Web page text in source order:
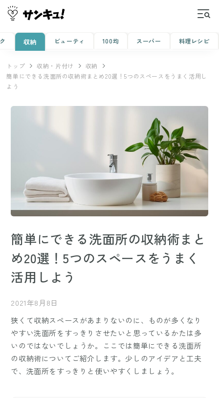
収納 ビューティ 100均 スーパー 料理レシピ
トップ 収納・片付け
収納
簡単にできる洗面所の収納術まとめ20選！5つのスペースをうまく活用し
よう
簡単にできる洗面所の収納術まと
め20選！5つのスペースをうまく
活用しよう
2021年8月8日
狭くて収納スペースがあまりないのに、ものが多くなり
やすい洗面所をすっきりさせたいと思っているかたは多
いのではないでしょうか。ここでは簡単にできる洗面所
の収納術についてご紹介します。少しのアイデアと工夫
で、洗面所をすっきりと使いやすくしましょう。